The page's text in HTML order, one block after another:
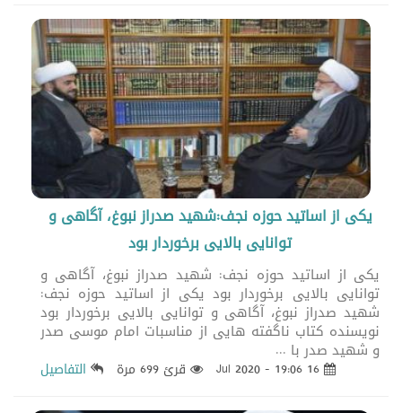
یکی از اساتید حوزه نجف:شهید صدراز نبوغ، آگاهی و
توانایی بالایی برخوردار بود
یکی از اساتید حوزه نجف: شهید صدراز نبوغ، آگاهی و
توانایی بالایی برخوردار بود یکی از اساتید حوزه نجف:
شهید صدراز نبوغ، آگاهی و توانایی بالایی برخوردار بود
نویسنده کتاب ناگفته هایی از مناسبات امام موسی صدر
و شهید صدر با ...
قرئ 699 مرة التفاصيل